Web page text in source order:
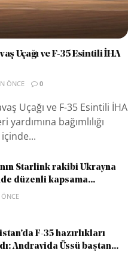
Uçağı ve F-35 Esintili İHA
ÖNCE 0
Uçağı ve F-35 Esintili İHA
bağımlılığı
Starlink rakibi Ukrayna
düzenli kapsama...
F-35 hazırlıkları
Andravida Üssü baştan...